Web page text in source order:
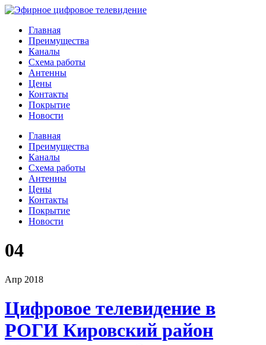
Главная
Преимущества
Каналы
Схема работы
Антенны
Цены
Контакты
Покрытие
Новости
Главная
Преимущества
Каналы
Схема работы
Антенны
Цены
Контакты
Покрытие
Новости
04
Апр 2018
Цифровое телевидение в
РОГИ Кировский район